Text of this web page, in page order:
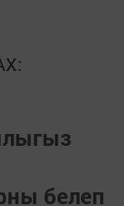
белеп